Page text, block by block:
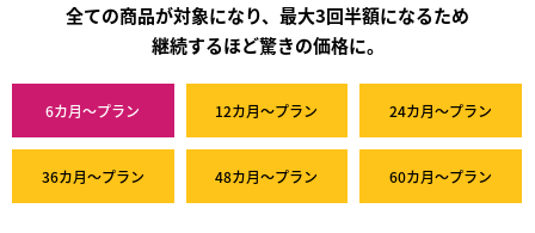
全ての商品が対象になり、最大3回半額になるため
継続するほど驚きの価格に。
6カ月～プラン 12カ月～プラン 24カ月～プラン
36カ月～プラン 48カ月～プラン 60カ月～プラン